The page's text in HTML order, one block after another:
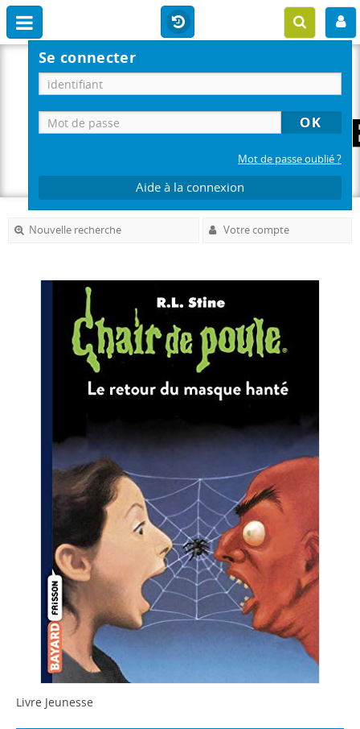
Se connecter
Mot de passe oublié ?
Aide à la connexion
Nouvelle recherche Votre compte
Livre Jeunesse